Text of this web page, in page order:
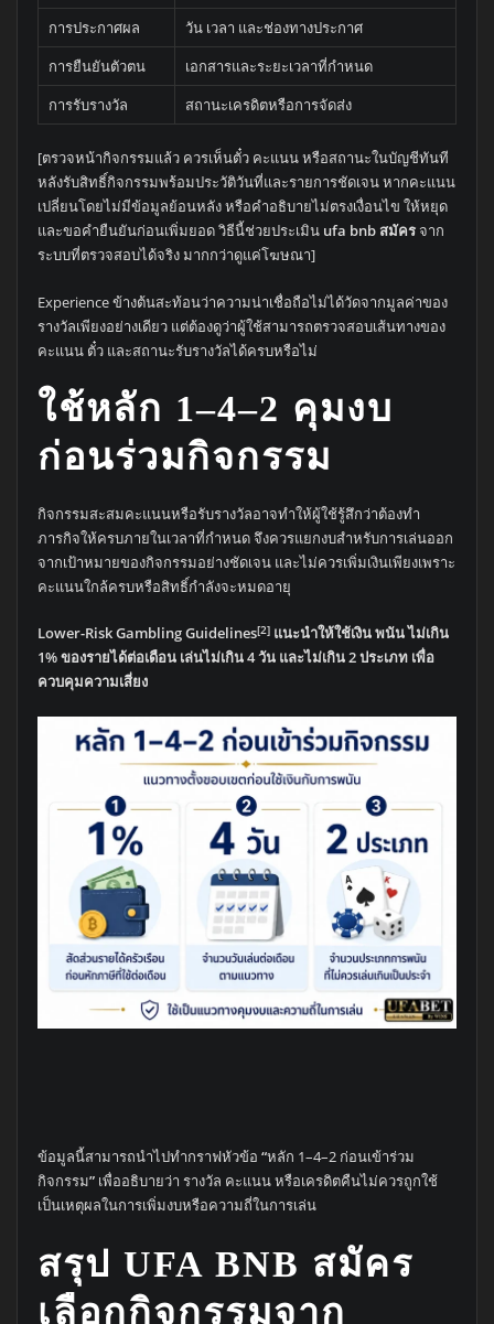
การประกาศผล
วัน เวลา และช่องทางประกาศ
การยืนยันตัวตน
เอกสารและระยะเวลาที่กำหนด
การรับรางวัล
สถานะเครดิตหรือการจัดส่ง
[ตรวจหน้ากิจกรรมแล้ว ควรเห็นตั๋ว คะแนน หรือสถานะในบัญชีทันที
หลังรับสิทธิ์กิจกรรมพร้อมประวัติวันที่และรายการชัดเจน หากคะแนน
เปลี่ยนโดยไม่มีข้อมูลย้อนหลัง หรือคำอธิบายไม่ตรงเงื่อนไข ให้หยุด
และขอคำยืนยันก่อนเพิ่มยอด วิธีนี้ช่วยประเมิน ufa bnb สมัครจาก
ระบบที่ตรวจสอบได้จริง มากกว่าดูแค่โฆษณา]
Experience ข้างต้นสะท้อนว่าความน่าเชื่อถือไม่ได้วัดจากมูลค่าของ
รางวัลเพียงอย่างเดียว แต่ต้องดูว่าผู้ใช้สามารถตรวจสอบเส้นทางของ
คะแนน ตั๋ว และสถานะรับรางวัลได้ครบหรือไม่
ใช้หลัก 1–4–2 คุมงบ
ก่อนร่วมกิจกรรม
กิจกรรมสะสมคะแนนหรือรับรางวัลอาจทำให้ผู้ใช้รู้สึกว่าต้องทำ
ภารกิจให้ครบภายในเวลาที่กำหนด จึงควรแยกงบสำหรับการเล่นออก
จากเป้าหมายของกิจกรรมอย่างชัดเจน และไม่ควรเพิ่มเงินเพียงเพราะ
คะแนนใกล้ครบหรือสิทธิ์กำลังจะหมดอายุ
Lower-Risk Gambling Guidelines[2]แนะนำให้ใช้เงิน พนัน ไม่เกิน
1% ของรายได้ต่อเดือน เล่นไม่เกิน 4 วัน และไม่เกิน 2 ประเภท เพื่อ
ควบคุมความเสี่ยง
ข้อมูลนี้สามารถนำไปทำกราฟหัวข้อ “หลัก 1–4–2 ก่อนเข้าร่วม
กิจกรรม”เพื่ออธิบายว่า รางวัล คะแนน หรือเครดิตคืนไม่ควรถูกใช้
เป็นเหตุผลในการเพิ่มงบหรือความถี่ในการเล่น
สรุป UFA BNB สมัคร
เลือกกิจกรรมจาก